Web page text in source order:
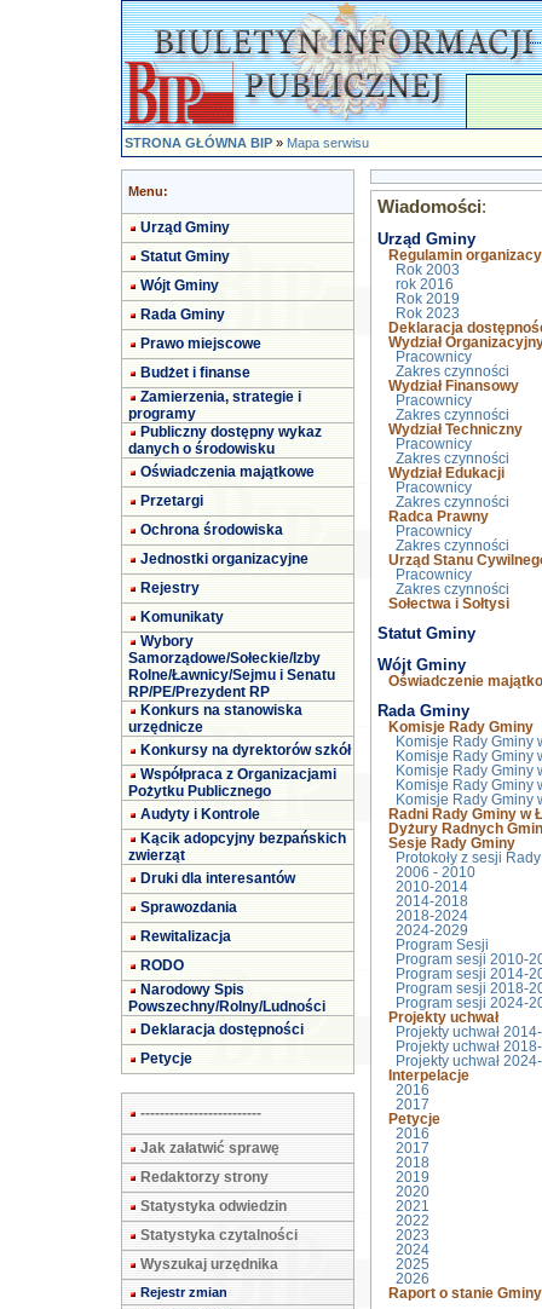
STRONA GŁÓWNA BIP»Mapa serwisu
Menu:
Urząd Gminy
Statut Gminy
Wójt Gminy
Rada Gminy
Prawo miejscowe
Budżet i finanse
Zamierzenia, strategie i
programy
Publiczny dostępny wykaz
danych o środowisku
Oświadczenia majątkowe
Przetargi
Ochrona środowiska
Jednostki organizacyjne
Rejestry
Komunikaty
Wybory
Samorządowe/Sołeckie/Izby
Rolne/Ławnicy/Sejmu i Senatu
RP/PE/Prezydent RP
Konkurs na stanowiska
urzędnicze
Konkursy na dyrektorów szkół
Współpraca z Organizacjami
Pożytku Publicznego
Audyty i Kontrole
Kącik adopcyjny bezpańskich
zwierząt
Druki dla interesantów
Sprawozdania
Rewitalizacja
RODO
Narodowy Spis
Powszechny/Rolny/Ludności
Deklaracja dostępności
Petycje
-------------------------
Jak załatwić sprawę
Redaktorzy strony
Statystyka odwiedzin
Statystyka czytalności
Wyszukaj urzędnika
Rejestr zmian
Wiadomości:
Urząd Gminy
Regulamin
Rok 2003
rok 2016
Rok 2019
Rok 2023
Deklaracja
Wydział
Pracownicy
Zakres czynności
Wydział Finansowy
Pracownicy
Zakres czynności
Wydział Techniczny
Pracownicy
Zakres czynności
Wydział Edukacji
Pracownicy
Zakres czynności
Radca Prawny
Pracownicy
Zakres czynności
Urząd Stanu
Pracownicy
Zakres czynności
Sołectwa i Sołtysi
Statut Gminy
Wójt Gminy
Oświadczenie
Rada Gminy
Komisje Rady Gminy
Komisje Rady Gminy
Komisje Rady Gminy
Komisje Rady Gminy
Komisje Rady Gminy
Komisje Rady Gminy
Radni Rady Gminy w
Dyżury Radnych
Sesje Rady Gminy
Protokoły z sesji
2006 - 2010
2010-2014
2014-2018
2018-2024
2024-2029
Program Sesji
Program sesji 2010-
Program sesji 2014-
Program sesji 2018-
Program sesji 2024-
Projekty uchwał
Projekty uchwał
Projekty uchwał
Projekty uchwał
Interpelacje
2016
2017
Petycje
2016
2017
2018
2019
2020
2021
2022
2023
2024
2025
2026
Raport o stanie